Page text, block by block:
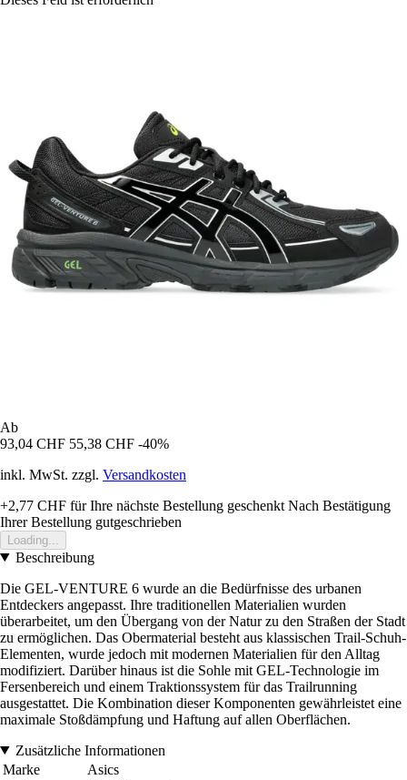
Ab
93,04 CHF 55,38 CHF -40%
inkl. MwSt. zzgl. Versandkosten
+2,77 CHF für Ihre nächste Bestellung geschenkt Nach Bestätigung
Ihrer Bestellung gutgeschrieben
Loading...
Beschreibung
Die GEL-VENTURE 6 wurde an die Bedürfnisse des urbanen
Entdeckers angepasst. Ihre traditionellen Materialien wurden
überarbeitet, um den Übergang von der Natur zu den Straßen der Stadt
zu ermöglichen. Das Obermaterial besteht aus klassischen Trail-Schuh-
Elementen, wurde jedoch mit modernen Materialien für den Alltag
modifiziert. Darüber hinaus ist die Sohle mit GEL-Technologie im
Fersenbereich und einem Traktionssystem für das Trailrunning
ausgestattet. Die Kombination dieser Komponenten gewährleistet eine
maximale Stoßdämpfung und Haftung auf allen Oberflächen.
Zusätzliche Informationen
Marke
Asics